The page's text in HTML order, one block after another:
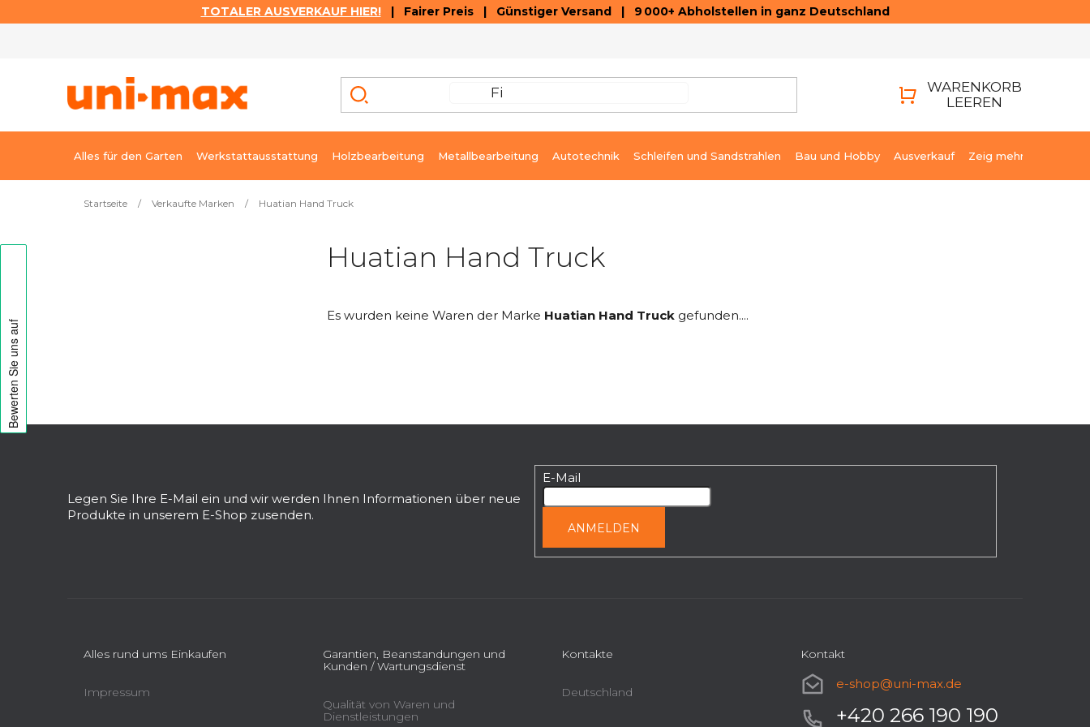
TOTALER AUSVERKAUF HIER!| Fairer Preis | Günstiger Versand | 9 000+ Abholstellen in ganz Deutschland
WARENKORB
LEEREN
Alles für den Garten Werkstattausstattung Holzbearbeitung Metallbearbeitung Autotechnik Schleifen und Sandstrahlen Bau und Hobby Ausverkauf Zeig mehr
Startseite / Verkaufte Marken / Huatian Hand Truck
s
Huatian Hand Truck
Es wurden keine Waren der Marke Huatian Hand Truck gefunden....
F
Legen Sie Ihre E-Mail ein und wir werden Ihnen Informationen über neue
Produkte in unserem E-Shop zusenden.
E-Mail
ANMELDEN
Alles rund ums Einkaufen
Impressum
Garantien, Beanstandungen und
Kunden / Wartungsdienst
Qualität von Waren und
Dienstleistungen
Kontakte
Deutschland
Kontakt
e-shop@uni-max.de
+420 266 190 190